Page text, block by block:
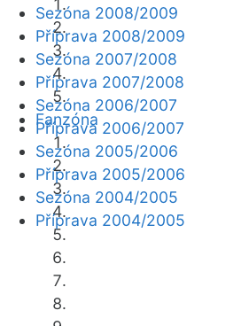
Fanzóna
Sezóna 2008/2009
Příprava 2008/2009
Sezóna 2007/2008
Příprava 2007/2008
Sezóna 2006/2007
Příprava 2006/2007
Sezóna 2005/2006
Příprava 2005/2006
Sezóna 2004/2005
Příprava 2004/2005